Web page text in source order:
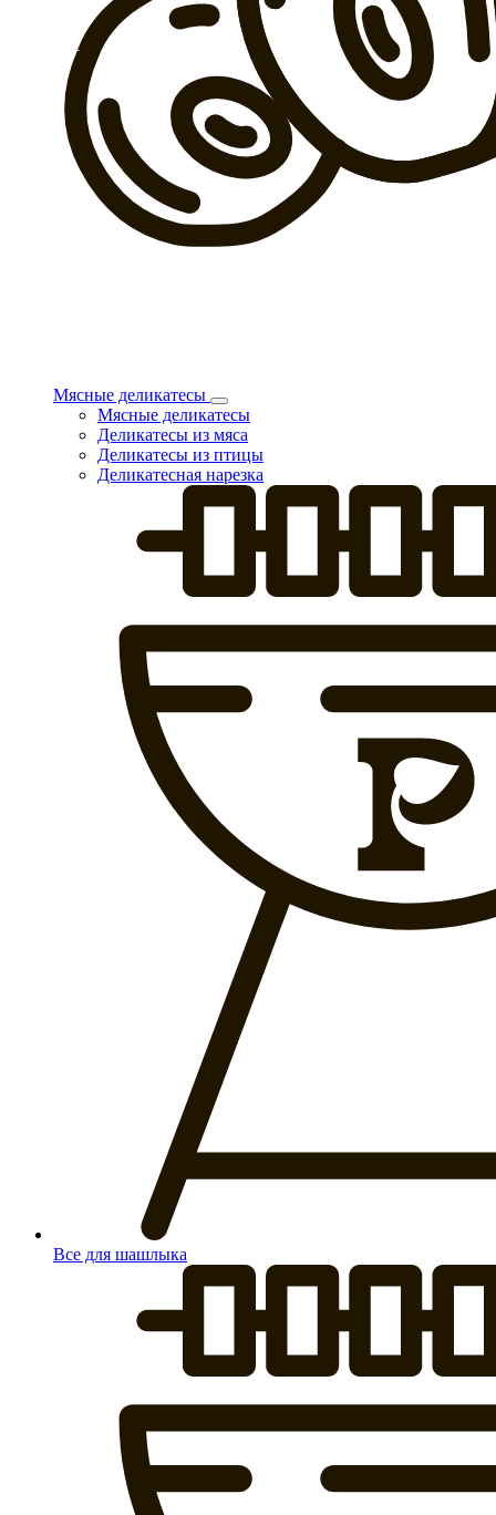
Мясные деликатесы
Мясные деликатесы
Деликатесы из мяса
Деликатесы из птицы
Деликатесная нарезка
Все для шашлыка